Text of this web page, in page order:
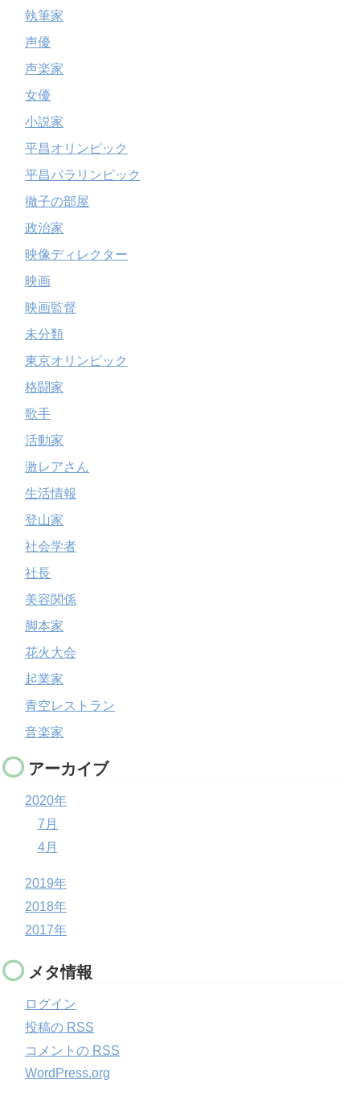
執筆家
声優
声楽家
女優
小説家
平昌オリンピック
平昌パラリンピック
徹子の部屋
政治家
映像ディレクター
映画
映画監督
未分類
東京オリンピック
格闘家
歌手
活動家
激レアさん
生活情報
登山家
社会学者
社長
美容関係
脚本家
花火大会
起業家
青空レストラン
音楽家
アーカイブ
2020年
7月
4月
2019年
2018年
2017年
メタ情報
ログイン
投稿の RSS
コメントの RSS
WordPress.org